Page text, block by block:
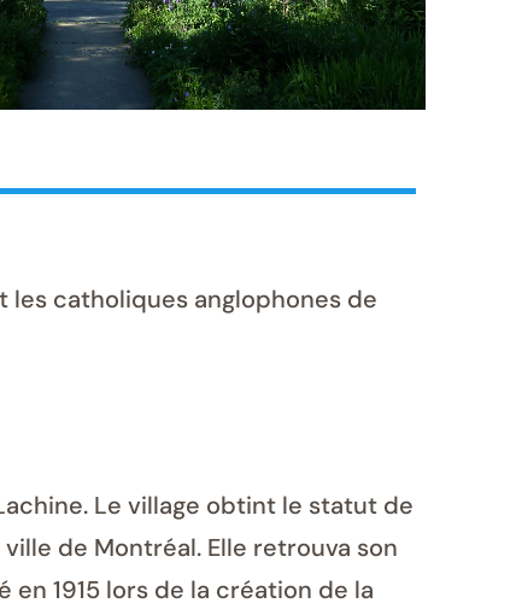
les catholiques anglophones de
Le village obtint le statut de
de Montréal. Elle retrouva son
1915 lors de la création de la